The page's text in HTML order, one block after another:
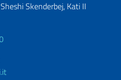
Skenderbej, Kati II